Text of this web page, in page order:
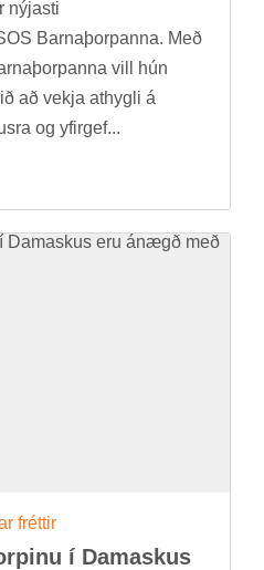
nýj­asti
Barna­þorp­anna. Með
vill hún
að vekja at­hygli á
og yf­ir­gef...
frétt­ir
í Dam­askus